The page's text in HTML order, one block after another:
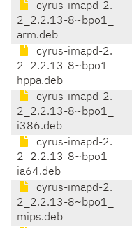
cyrus-imapd-2.
2_2.2.13-8~bpo1_
arm.deb
cyrus-imapd-2.
2_2.2.13-8~bpo1_
hppa.deb
cyrus-imapd-2.
2_2.2.13-8~bpo1_
i386.deb
cyrus-imapd-2.
2_2.2.13-8~bpo1_
ia64.deb
cyrus-imapd-2.
2_2.2.13-8~bpo1_
mips.deb